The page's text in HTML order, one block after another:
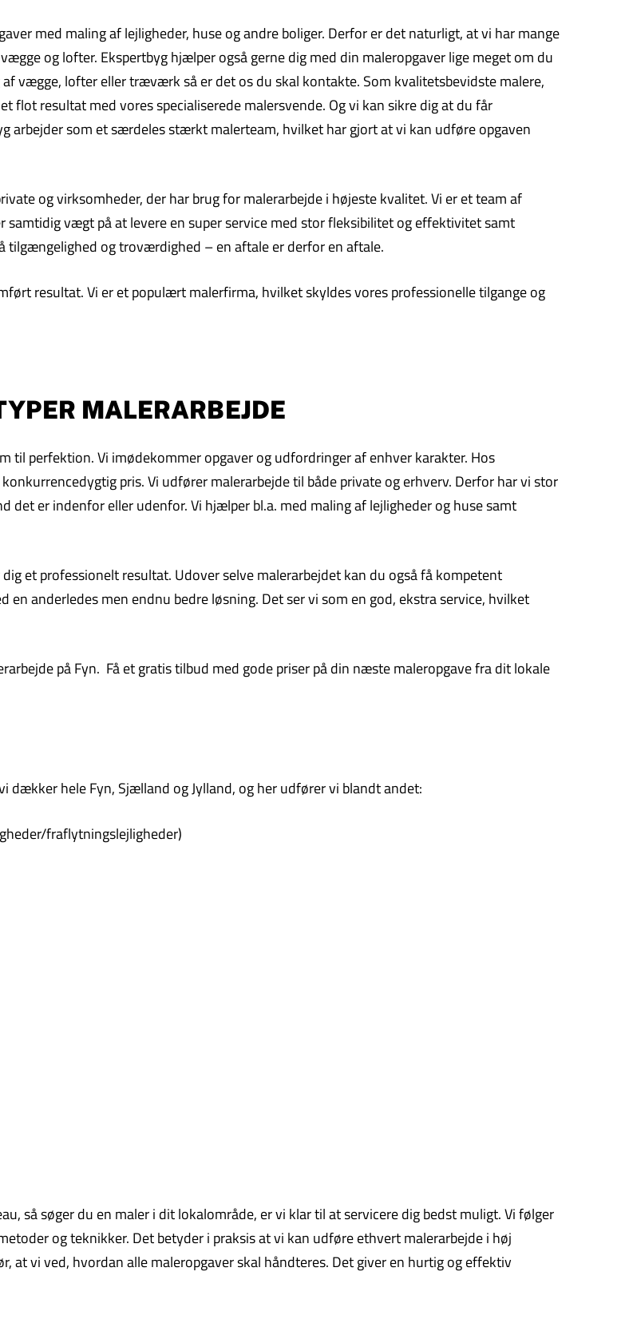
med maling af lejligheder, huse og andre boliger. Derfor er det naturligt, at vi har mange
og lofter. Ekspertbyg hjælper også gerne dig med din maleropgaver lige meget om du
vægge, lofter eller træværk så er det os du skal kontakte. Som kvalitetsbevidste malere,
flot resultat med vores specialiserede malersvende. Og vi kan sikre dig at du får
arbejder som et særdeles stærkt malerteam, hvilket har gjort at vi kan udføre opgaven
og virksomheder, der har brug for malerarbejde i højeste kvalitet. Vi er et team af
vægt på at levere en super service med stor fleksibilitet og effektivitet samt
og troværdighed – en aftale er derfor en aftale.
resultat. Vi er et populært malerfirma, hvilket skyldes vores professionelle tilgange og
MALERARBEJDE
til perfektion. Vi imødekommer opgaver og udfordringer af enhver karakter. Hos
pris. Vi udfører malerarbejde til både private og erhverv. Derfor har vi stor
det er indenfor eller udenfor. Vi hjælper bl.a. med maling af lejligheder og huse samt
et professionelt resultat. Udover selve malerarbejdet kan du også få kompetent
anderledes men endnu bedre løsning. Det ser vi som en god, ekstra service, hvilket
på Fyn. Få et gratis tilbud med gode priser på din næste maleropgave fra dit lokale
dækker hele Fyn, Sjælland og Jylland, og her udfører vi blandt andet:
fraflytningslejligheder)
så søger du en maler i dit lokalområde, er vi klar til at servicere dig bedst muligt. Vi følger
og teknikker. Det betyder i praksis at vi kan udføre ethvert malerarbejde i høj
at vi ved, hvordan alle maleropgaver skal håndteres. Det giver en hurtig og effektiv